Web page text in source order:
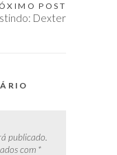
POST
Dexter
publicado.
com *